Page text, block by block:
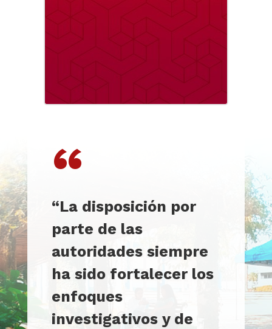
“
“La disposición por
parte de las
autoridades siempre
ha sido fortalecer los
enfoques
investigativos y de